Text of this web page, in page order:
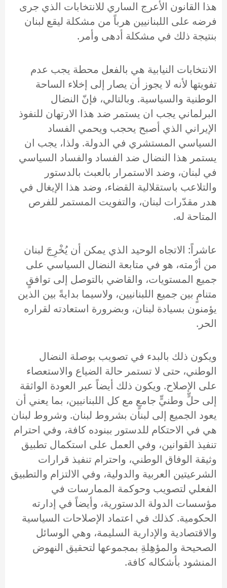
هذا القانون الأعرج الساري للانتخابات الذي جرى
فرضه على اللبنانيين هرباً من مشكلة ليقع لبنان
بنتيجة ذلك في مشكلة أدهى وأمر.
الانتخابات النيابية هي بالفعل محطة يجب عدم
تفويتها لأنه لا يجوز أن يصار إلى إخلاء الساحة
الوطنية والسياسية. وبالتالي، فإنّ النضال
البرلماني يجب ان يستمر ضد هذا الارتهان للنفوذ
الإيراني الذي أصبح يحجب ويحمي الفساد
السياسي المستشري في الدولة. ولذا، يجب ان
يستمر هذا النضال ضد الفساد والفساد السياسي
في لبنان، وضد الاستمرار بالعبث بالدستور
والتلاعب باستقلالية القضاء، وضد هذا الإيغال في
هدر مقدّرات لبنان، والتفويت المستمر للفرص
المتاحة له.
عاشراً: الاتجاه الوحيد الذي يمكن أن يُخْرِجَ لبنان
من أزْمته، هو في متابعة النضال السياسي على
جميع المستويات، والقاضي بالتوصل إلى توافقٍ
متنامٍ بين جميع اللبنانيين، ولاسيما بدايةً بين الذين
يؤمنون بسيادة لبنان، وبضرورة استعادته لقراره
الحر.
ويكون ذلك بالبدء في تصويب بوصلة النضال
الوطني، حتى لا تستمر حالة الضياع والاستعصاء
على الإصلاح. ويكون ذلك أيضاً عبر العودة الواثقة
إلى حلٍّ وطنيٍّ جامعٍ مع كل اللبنانيين، بما يعني أن
يعود الجميع إلى لبنان بشروط لبنان. وشروط لبنان
هي في الاحتكام للدستور ببنوده كافة، وفي احترام
تنفيذ القوانين، وفي العمل على استكمال تطبيق
وثيقة الوفاق الوطني، واحترام تنفيذ قرارات
الشرعيتين العربية والدولية، وفي الالتزام والتطبيق
الفعلي لتصويب وحوكمة الممارسات في
مؤسسات الدولة الدستورية، وأيضاً في إدارته
الحكومية. كذلك في اعتماد الإصلاحات السياسية
والاقتصادية والإدارية السليمة، وهي الوسائل
الصحيحة والمؤهِلةِ بمجموعها لتحقيق النهوض
المنشود بأشكاله كافة.